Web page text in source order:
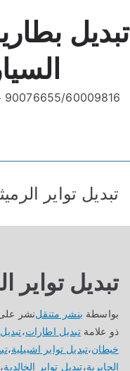
إلى
المحتوى
تبديل
تبديل تواير
تبديل تواير
بواسطة بنشر متنقلنشر
ذو علامةتبديل اطارات،
خيطان،تبديل تواير اشبيلية،
الجابرية،تبديل تواير الخالدية،